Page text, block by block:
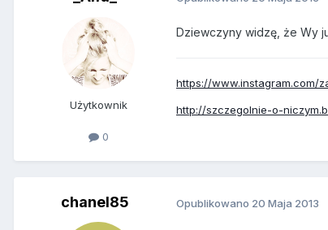
Użytkownik
0
Dziewczyny widzę, że Wy
https://www.instagram.com/
http://szczegolnie-o-
chanel85 Opublikowano 20 Maja 2013